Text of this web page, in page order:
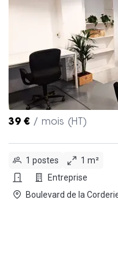
39 € / mois (HT)
1 postes
1 m²
Entreprise